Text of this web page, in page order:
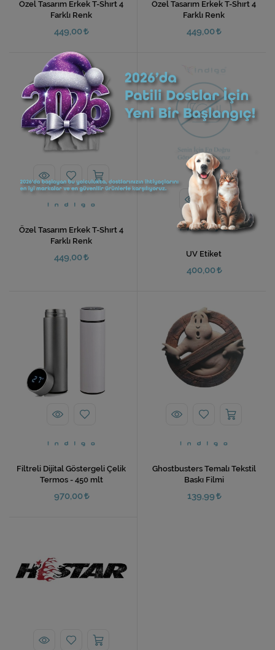
Özel Tasarım Erkek T-Shırt 4
Farklı Renk
449,00
Özel Tasarım Erkek T-Shırt 4
Farklı Renk
449,00
Özel Tasarım Erkek T-Shırt 4
Farklı Renk
449,00 UV Etiket
400,00
Filtreli Dijital Göstergeli Çelik
Termos - 450 mlt
970,00
Ghostbusters Temalı Tekstil
Baskı Filmi
139,99